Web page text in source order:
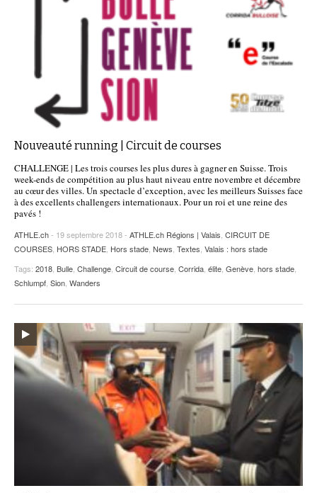
Nouveauté running | Circuit de courses
CHALLENGE | Les trois courses les plus dures à gagner en Suisse. Trois
week-ends de compétition au plus haut niveau entre novembre et décembre
au cœur des villes. Un spectacle d’exception, avec les meilleurs Suisses face
à des excellents challengers internationaux. Pour un roi et une reine des
pavés !
ATHLE.ch- 19 septembre 2018 - ATHLE.ch Régions | Valais CIRCUIT DE
COURSES HORS STADE Hors stade News Textes Valais : hors stade
Tags: 2018 Bulle Challenge Circuit de course Corrida élite Genève hors stade
Schlumpf Sion Wanders